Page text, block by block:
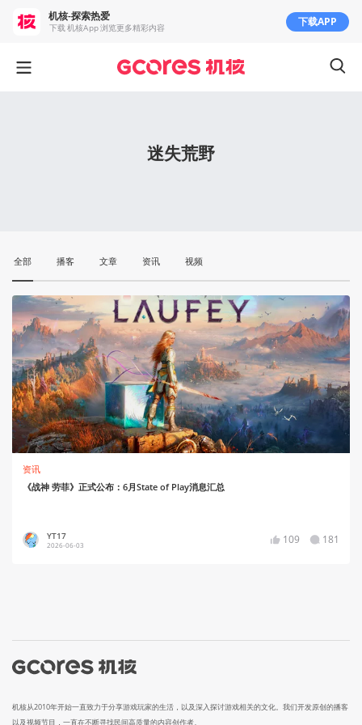
迷失荒野
全部 播客 文章 资讯 视频
资讯
《战神 劳菲》正式公布：6月State of Play消息汇总
YT17
2026-06-03 109 181
机核从2010年开始一直致力于分享游戏玩家的生活，以及深入探讨游戏相关的文化。我们开发原创的播客
以及视频节目，一直在不断寻找民间高质量的内容创作者。
机核-探索热爱
下载 机核App 浏览更多精彩内容 下载APP